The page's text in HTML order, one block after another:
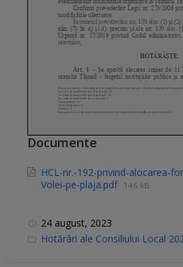
Documente
HCL-nr.-192-privind-alocarea-
Volei-pe-plaja.pdf 146 kB
24 august, 2023
C
Hotărâri ale Consiliului Local